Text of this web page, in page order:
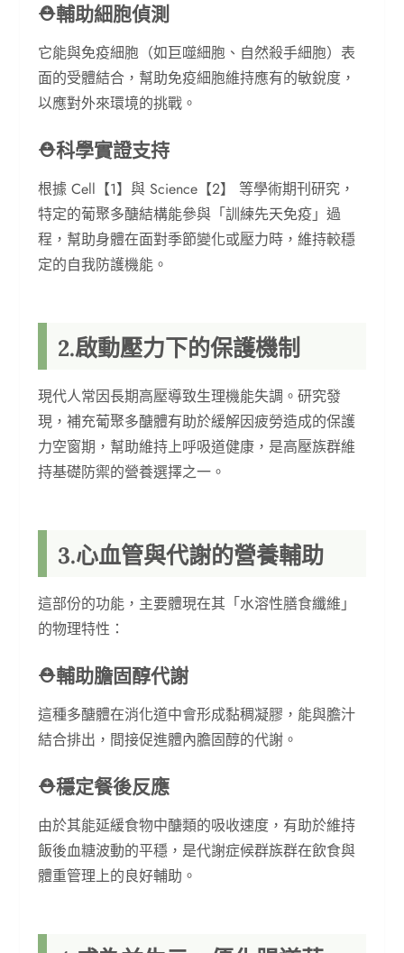
⛑︎輔助細胞偵測
它能與免疫細胞（如巨噬細胞、自然殺手細胞）表
面的受體結合，幫助免疫細胞維持應有的敏銳度，
以應對外來環境的挑戰。
⛑︎科學實證支持
根據 Cell【1】與 Science【2】 等學術期刊研究，
特定的葡聚多醣結構能參與「訓練先天免疫」過
程，幫助身體在面對季節變化或壓力時，維持較穩
定的自我防護機能。
2.啟動壓力下的保護機制
現代人常因長期高壓導致生理機能失調。研究發
現，補充葡聚多醣體有助於緩解因疲勞造成的保護
力空窗期，幫助維持上呼吸道健康，是高壓族群維
持基礎防禦的營養選擇之一。
3.心血管與代謝的營養輔助
這部份的功能，主要體現在其「水溶性膳食纖維」
的物理特性：
⛑︎輔助膽固醇代謝
這種多醣體在消化道中會形成黏稠凝膠，能與膽汁
結合排出，間接促進體內膽固醇的代謝。
⛑︎穩定餐後反應
由於其能延緩食物中醣類的吸收速度，有助於維持
飯後血糖波動的平穩，是代謝症候群族群在飲食與
體重管理上的良好輔助。